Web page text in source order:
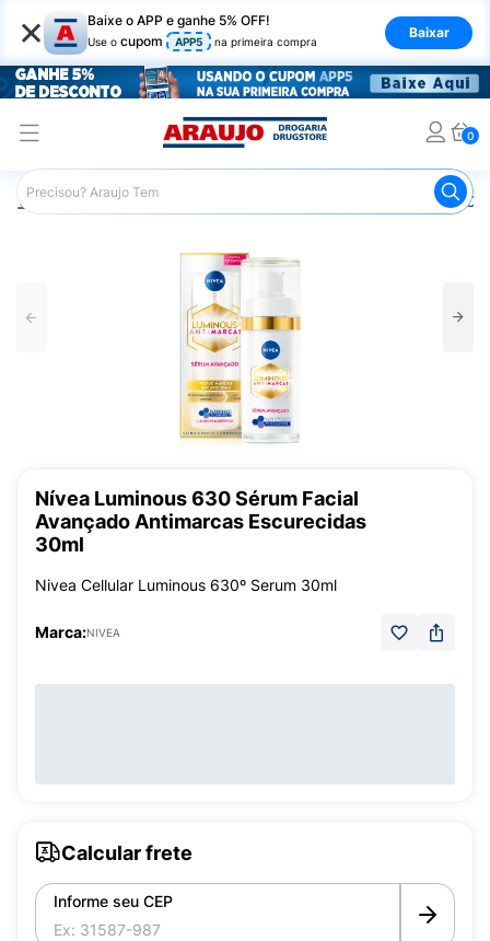
× Baixe o APP e ganhe 5% OFF!
Use o cupom APP5 na primeira compra
Baixar
0
Araujo Beleza e Cuidados Cuidados com o Rosto
Nívea Luminous 630 Sérum Facial
Avançado Antimarcas Escurecidas
30ml
Nivea Cellular Luminous 630º Serum 30ml
Marca:NIVEA
Calcular frete
Informe seu CEP